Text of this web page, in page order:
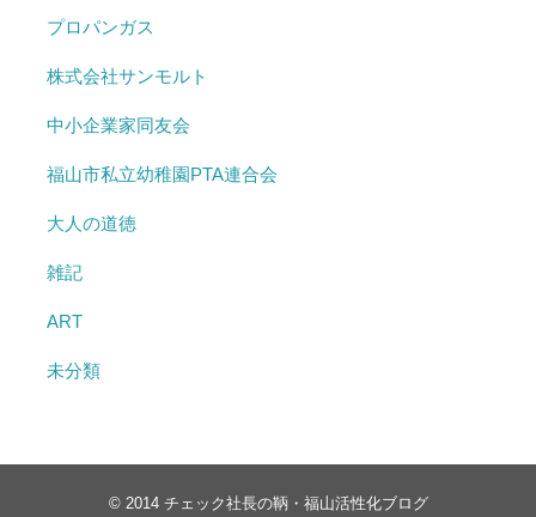
プロパンガス
株式会社サンモルト
中小企業家同友会
福山市私立幼稚園PTA連合会
大人の道徳
雑記
ART
未分類
© 2014 チェック社長の鞆・福山活性化ブログ